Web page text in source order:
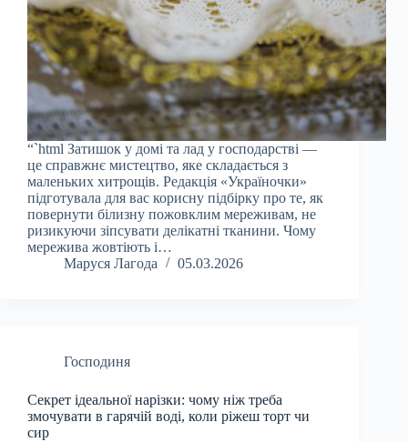
“`html Затишок у домі та лад у господарстві —
це справжнє мистецтво, яке складається з
маленьких хитрощів. Редакція «Україночки»
підготувала для вас корисну підбірку про те, як
повернути білизну пожовклим мереживам, не
ризикуючи зіпсувати делікатні тканини. Чому
мережива жовтіють і…
Маруся Лагода
05.03.2026
Господиня
Секрет ідеальної нарізки: чому ніж треба
змочувати в гарячій воді, коли ріжеш торт чи
сир